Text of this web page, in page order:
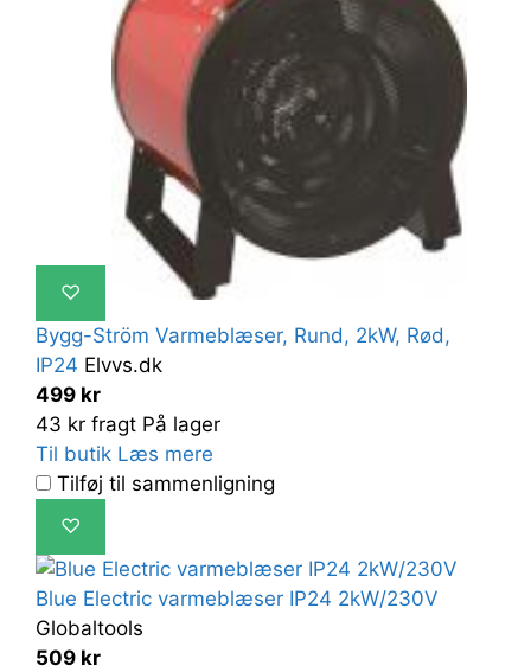
♡
Bygg-Ström Varmeblæser, Rund, 2kW, Rød,
IP24 Elvvs.dk
499 kr
43 kr fragt På lager
Til butik Læs mere
Tilføj til sammenligning
♡
Blue Electric varmeblæser IP24 2kW/230V
Globaltools
509 kr